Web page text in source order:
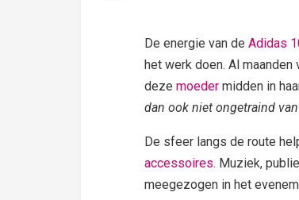
De energie van de Adidas
het werk doen. Al
deze moeder midden in
dan ook niet ongetraind van
De sfeer langs de route
accessoires. Muziek,
meegezogen in het